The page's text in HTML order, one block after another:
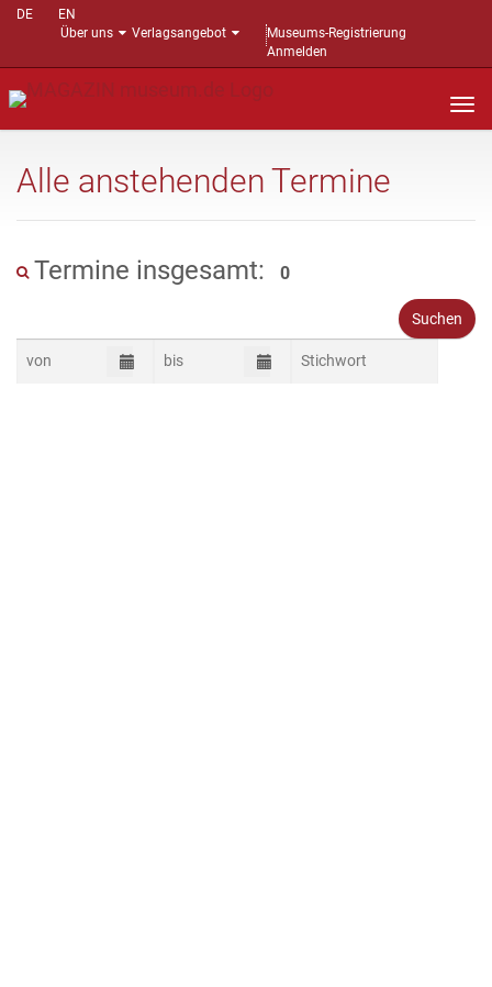
DE
EN
Über uns
Verlagsangebot
Museums-Registrierung
Anmelden
Alle anstehenden Termine
Termine insgesamt: 0